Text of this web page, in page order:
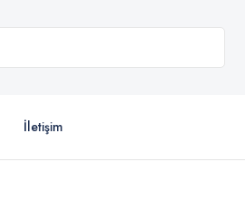
İletişim